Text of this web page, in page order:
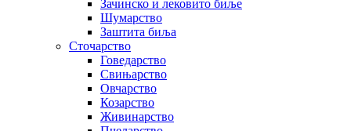
Зачинско и лековито биље
Шумарство
Заштита биља
Сточарство
Говедарство
Свињарство
Овчарство
Козарство
Живинарство